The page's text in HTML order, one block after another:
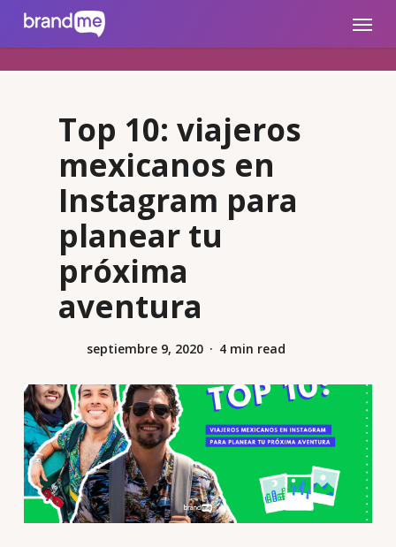
brandme.la Menu
Top 10: viajeros
mexicanos en
Instagram para
planear tu
próxima
aventura
septiembre 9, 2020 4 min read